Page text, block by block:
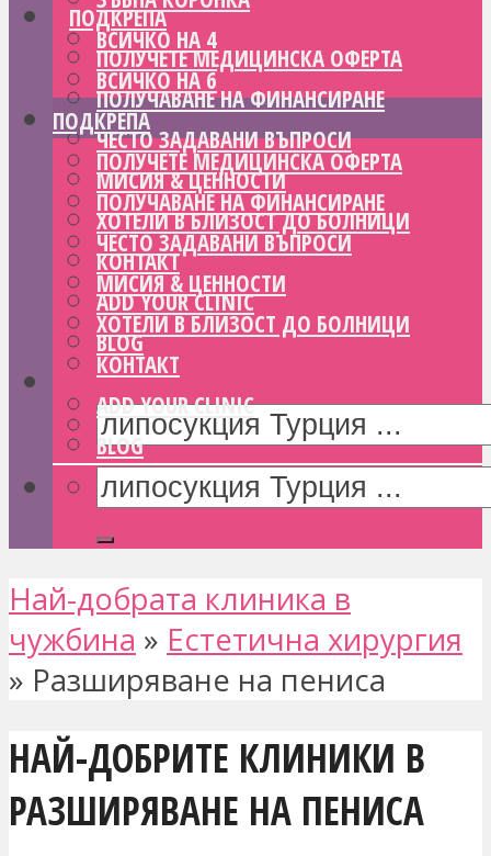
ПОДКРЕПА
ПОЛУЧЕТЕ МЕДИЦИНСКА ОФЕРТА
ПОЛУЧАВАНЕ НА ФИНАНСИРАНЕ
ЧЕСТО ЗАДАВАНИ ВЪПРОСИ
МИСИЯ & ЦЕННОСТИ
ХОТЕЛИ В БЛИЗОСТ ДО БОЛНИЦИ
КОНТАКТ
ADD YOUR CLINIC
BLOG
ВСИЧКО НА 4
ВСИЧКО НА 6
ПОДКРЕПА
ПОЛУЧЕТЕ МЕДИЦИНСКА ОФЕРТА
ПОЛУЧАВАНЕ НА ФИНАНСИРАНЕ
ЧЕСТО ЗАДАВАНИ ВЪПРОСИ
МИСИЯ & ЦЕННОСТИ
ХОТЕЛИ В БЛИЗОСТ ДО БОЛНИЦИ
КОНТАКТ
ADD YOUR CLINIC
BLOG
Най-добрата клиника в
чужбина » Естетична хирургия
» Разширяване на пениса
НАЙ-ДОБРИТЕ КЛИНИКИ В
РАЗШИРЯВАНЕ НА ПЕНИСА